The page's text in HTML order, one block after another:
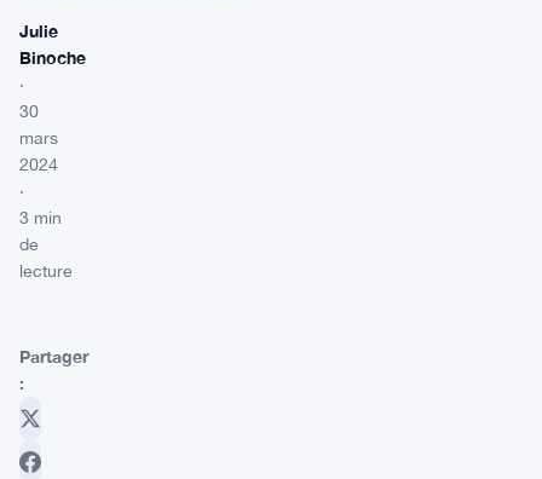
Julie
Binoche
·
30
mars
2024
·
3 min
de
lecture
Partager
: